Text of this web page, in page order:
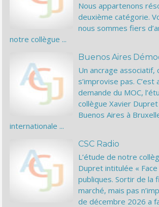
Nous appartenons
deuxième catégorie.
nous sommes fiers
notre collègue ...
Buenos Aires
Un ancrage associatif,
s’improvise pas. C’est
demande du MOC,
collègue Xavier
Buenos Aires à
internationale ...
CSC Radio
L’étude de notre
Dupret intitulée «
publiques. Sortir de la
marché, mais pas
de décembre 2026 a